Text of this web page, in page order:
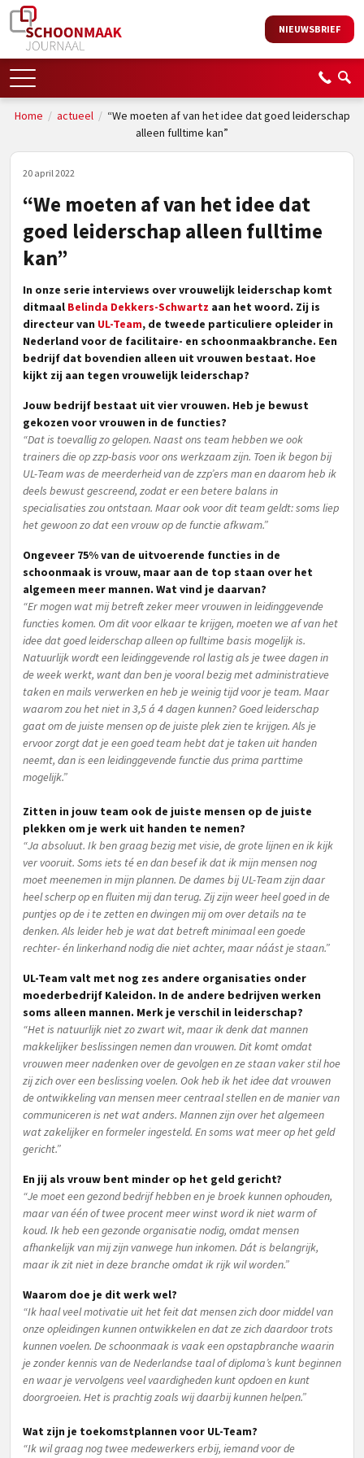
NIEUWSBRIEF
Home / actueel/ “We moeten af van het idee dat goed leiderschap
alleen fulltime kan”
20 april 2022
“We moeten af van het idee dat
goed leiderschap alleen fulltime
kan”
In onze serie interviews over vrouwelijk leiderschap komt
ditmaal Belinda Dekkers-Schwartz aan het woord. Zij is
directeur van UL-Team, de tweede particuliere opleider in
Nederland voor de facilitaire- en schoonmaakbranche. Een
bedrijf dat bovendien alleen uit vrouwen bestaat. Hoe
kijkt zij aan tegen vrouwelijk leiderschap?
Jouw bedrijf bestaat uit vier vrouwen. Heb je bewust
gekozen voor vrouwen in de functies?
“Dat is toevallig zo gelopen. Naast ons team hebben we ook
trainers die op zzp-basis voor ons werkzaam zijn. Toen ik begon bij
UL-Team was de meerderheid van de zzp’ers man en daarom heb ik
deels bewust gescreend, zodat er een betere balans in
specialisaties zou ontstaan. Maar ook voor dit team geldt: soms liep
het gewoon zo dat een vrouw op de functie afkwam.”
Ongeveer 75% van de uitvoerende functies in de
schoonmaak is vrouw, maar aan de top staan over het
algemeen meer mannen. Wat vind je daarvan?
“Er mogen wat mij betreft zeker meer vrouwen in leidinggevende
functies komen. Om dit voor elkaar te krijgen, moeten we af van het
idee dat goed leiderschap alleen op fulltime basis mogelijk is.
Natuurlijk wordt een leidinggevende rol lastig als je twee dagen in
de week werkt, want dan ben je vooral bezig met administratieve
taken en mails verwerken en heb je weinig tijd voor je team. Maar
waarom zou het niet in 3,5 á 4 dagen kunnen? Goed leiderschap
gaat om de juiste mensen op de juiste plek zien te krijgen. Als je
ervoor zorgt dat je een goed team hebt dat je taken uit handen
neemt, dan is een leidinggevende functie dus prima parttime
mogelijk.”
Zitten in jouw team ook de juiste mensen op de juiste
plekken om je werk uit handen te nemen?
“Ja absoluut. Ik ben graag bezig met visie, de grote lijnen en ik kijk
ver vooruit. Soms iets té en dan besef ik dat ik mijn mensen nog
moet meenemen in mijn plannen. De dames bij UL-Team zijn daar
heel scherp op en fluiten mij dan terug. Zij zijn weer heel goed in de
puntjes op de i te zetten en dwingen mij om over details na te
denken. Als leider heb je wat dat betreft minimaal een goede
rechter- én linkerhand nodig die niet achter, maar náást je staan.”
UL-Team valt met nog zes andere organisaties onder
moederbedrijf Kaleidon. In de andere bedrijven werken
soms alleen mannen. Merk je verschil in leiderschap?
“Het is natuurlijk niet zo zwart wit, maar ik denk dat mannen
makkelijker beslissingen nemen dan vrouwen. Dit komt omdat
vrouwen meer nadenken over de gevolgen en ze staan vaker stil hoe
zij zich over een beslissing voelen. Ook heb ik het idee dat vrouwen
de ontwikkeling van mensen meer centraal stellen en de manier van
communiceren is net wat anders. Mannen zijn over het algemeen
wat zakelijker en formeler ingesteld. En soms wat meer op het geld
gericht.”
En jij als vrouw bent minder op het geld gericht?
“Je moet een gezond bedrijf hebben en je broek kunnen ophouden,
maar van één of twee procent meer winst word ik niet warm of
koud. Ik heb een gezonde organisatie nodig, omdat mensen
afhankelijk van mij zijn vanwege hun inkomen. Dát is belangrijk,
maar ik zit niet in deze branche omdat ik rijk wil worden.”
Waarom doe je dit werk wel?
“Ik haal veel motivatie uit het feit dat mensen zich door middel van
onze opleidingen kunnen ontwikkelen en dat ze zich daardoor trots
kunnen voelen. De schoonmaak is vaak een opstapbranche waarin
je zonder kennis van de Nederlandse taal of diploma’s kunt beginnen
en waar je vervolgens veel vaardigheden kunt opdoen en kunt
doorgroeien. Het is prachtig zoals wij daarbij kunnen helpen.”
Wat zijn je toekomstplannen voor UL-Team?
“Ik wil graag nog twee medewerkers erbij, iemand voor de